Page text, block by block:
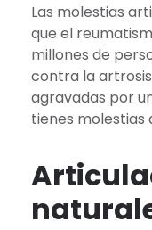
Las molestias
que el
millones de
contra la
agravadas por
tienes molestias